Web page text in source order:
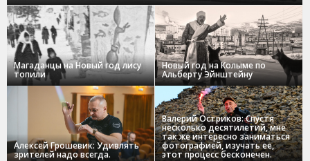
Магаданцы на Новый год лису
топили
Новый год на Колыме по
Альберту Эйнштейну
Алексей Грошевик: Удивлять
зрителей надо всегда.
Валерий Остриков: Спустя
несколько десятилетий, мне
так же интересно заниматься
фотографией, изучать ее,
этот процесс бесконечен.